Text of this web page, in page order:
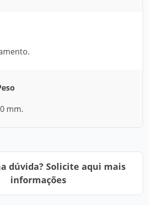
mm.
dúvida? Solicite aqui mais
informações